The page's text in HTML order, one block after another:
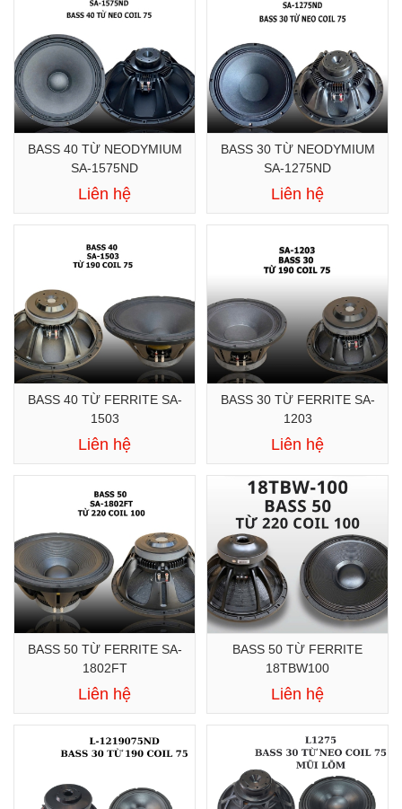
BASS 40 TỪ NEODYMIUM
SA-1575ND
Liên hệ
BASS 30 TỪ NEODYMIUM
SA-1275ND
Liên hệ
BASS 40 TỪ FERRITE SA-
1503
Liên hệ
BASS 30 TỪ FERRITE SA-
1203
Liên hệ
BASS 50 TỪ FERRITE SA-
1802FT
Liên hệ
BASS 50 TỪ FERRITE
18TBW100
Liên hệ